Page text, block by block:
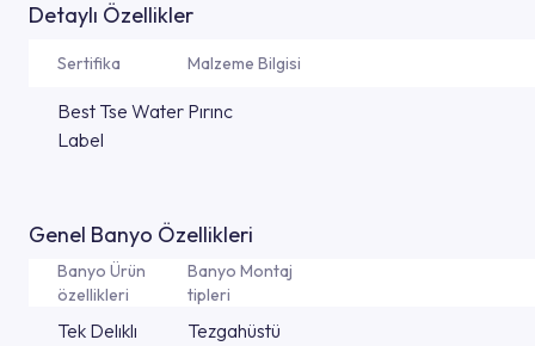
Detaylı Özellikler
Sertifika Malzeme Bilgisi
Best Tse Water
Label
Pırınc
Genel Banyo Özellikleri
Banyo Ürün
özellikleri
Banyo Montaj
tipleri
Tek Delıklı Tezgahüstü